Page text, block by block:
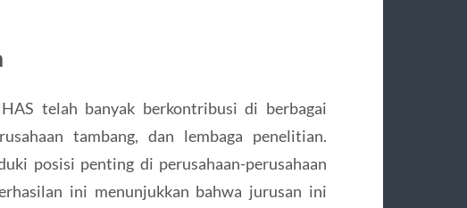
telah banyak berkontribusi di berbagai
tambang, dan lembaga penelitian.
posisi penting di perusahaan-perusahaan
ini menunjukkan bahwa jurusan ini